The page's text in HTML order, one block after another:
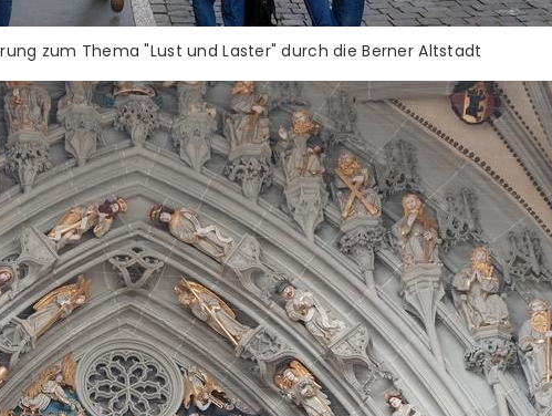
zum Thema "Lust und Laster" durch die Berner Altstadt